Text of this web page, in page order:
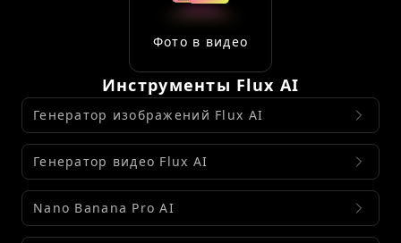
Фото в видео
Инструменты Flux AI
Генератор изображений Flux AI
Генератор видео Flux AI
Nano Banana Pro AI